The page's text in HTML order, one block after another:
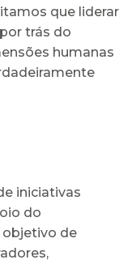
que liderar
trás do
humanas
iniciativas
do
objetivo de